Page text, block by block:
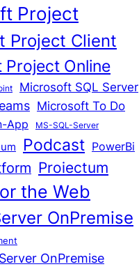
Project
Project Client
Online
Microsoft SQL Server
Microsoft To Do
App MS-SQL-Server
Podcast PowerBi
Proiectum
the Web
OnPremise
OnPremise